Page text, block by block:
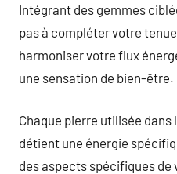
Intégrant des gemmes
pas à compléter votre
harmoniser votre flux
une sensation de bien-être.
Chaque pierre utilisée
détient une énergie
des aspects spécifiques